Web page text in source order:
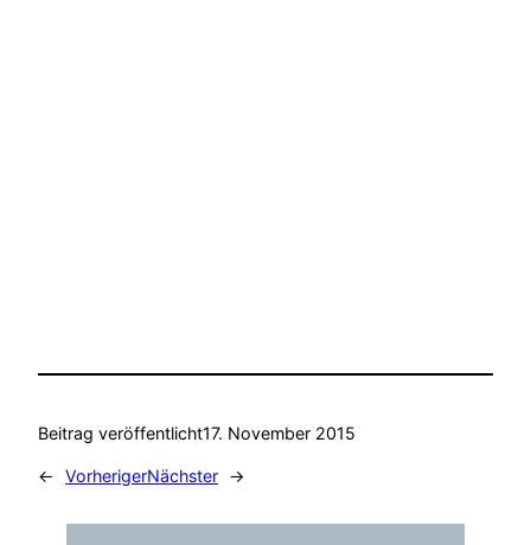
Beitrag veröffentlicht17. November 2015
← VorherigerNächster →